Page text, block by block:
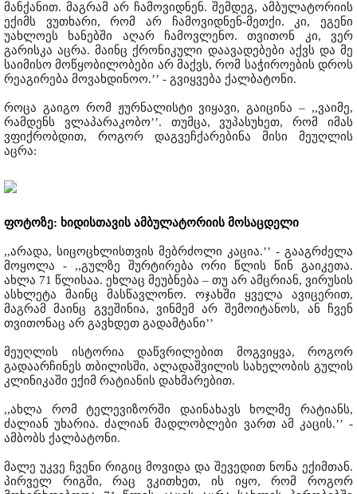
მანქანით. მაგრამ არ ჩამოვიდნენ. შემდეგ, ამბულატორიის
ექიმს ვუთხარი, რომ არ ჩამოვიდნენ-მეთქი. კი, ეგენი
უახლოეს ხანებში აღარ ჩამოვლენო. თვითონ კი, ვერ
გარისკა აცრა. მაინც ქრონიკული დაავადებები აქვს და მე
საიმისო მოწყობილობები არ მაქვს, რომ საჭიროების დროს
რეაგირება მოვახდინოო.’’ - გვიყვება ქალბატონი.
როცა გაიგო რომ ჟურნალისტი ვიყავი, გაიცინა – ,,ვაიმე,
რამდენს ვლაპარაკობო’’. თუმცა, ვუპასუხეთ, რომ იმას
ვფიქრობდით, როგორ დაგვეჩქარებინა მისი მეუღლის
აცრა:
ფოტოზე: ხიდისთავის ამბულატორიის მოსაცდელი
,,არადა, სიცოცხლისთვის მებრძოლი კაცია.’’ - გააგრძელა
მოყოლა - ,,გულზე შურტირება ორი წლის წინ გაიკეთა.
ახლა 71 წლისაა. ეხლაც მეუბნება – თუ არ ამცრიან, ვირუსის
ასხლეტა მაინც მასწავლონო. ოჯახში ყველა ავიცერით,
მაგრამ მაინც გვეშინია, ვინმემ არ შემოიტანოს, ან ჩვენ
თვითონაც არ გავხდეთ გადამტანი’’
მეუღლის ისტორია დაწვრილებით მოგვიყვა, როგორ
გადაარჩინეს თბილისში, ალადაშვილის სახელობის გულის
კლინიკაში ექიმ რატიანის დახმარებით.
,,ახლა რომ ტელევიზორში დაინახავს ხოლმე რატიანს,
ძალიან უხარია. ძალიან მადლობლები ვართ ამ კაცის.’’ -
ამბობს ქალბატონი.
მალე უკვე ჩვენი რიგიც მოვიდა და შევედით ნონა ექიმთან.
პირველ რიგში, რაც ვკითხეთ, ის იყო, რომ როგორ